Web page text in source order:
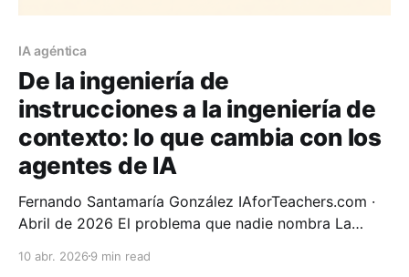
IA agéntica
De la ingeniería de
instrucciones a la ingeniería de
contexto: lo que cambia con los
agentes de IA
Fernando Santamaría González IAforTeachers.com ·
Abril de 2026 El problema que nadie nombra La
la inteligencia artificial como un partido de ping
10 abr. 2026 9 min read